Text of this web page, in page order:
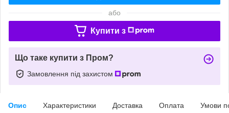
або
Купити з
Що таке купити з Пром?
Замовлення під захистом
Опис Характеристики Доставка Оплата Умови